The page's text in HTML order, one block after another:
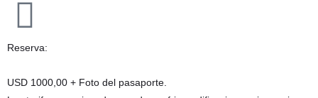
Reserva:
USD 1000,00 + Foto del pasaporte.